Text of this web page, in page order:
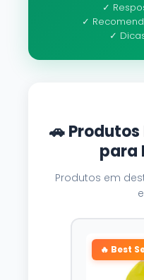
✓
✓
✓
🚗
para
Produtos em
🔥 Best